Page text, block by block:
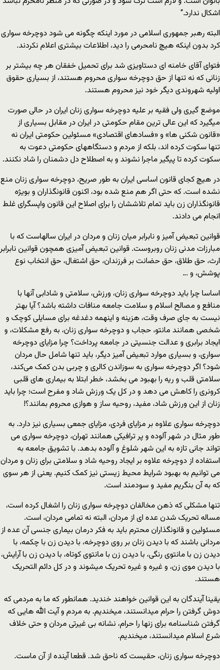
اشکال ندارد.”
البته رهبر جمهوری اسلامی در مورد اینکه چگونه می شود دوچرخه سواری
کرد بدون اینکه هیچ نامحرمی را دید، اطلاعات بیشتری اعلام نکردند.
فتوای آقای خامنه ای دستاویزی شد برای تحمیل خفقان هر چه بیشتر بر
زنانی که نه تنها از حق دوچرخه سواری محروم هستند، از بسیاری حقوق
اولیه شهروندی دیگر خود نیز محروم هستند.
موضع گیری ولی فقیه بر علیه دوچرخه سواری زنان ایران در حالی صورت
میگیرد که این عالی ترین مقام حکومتی در ایران در مقابل بسیاری از
«قانون شکنی ها» و «فسادهای اقتصادی» مسئولین حکومتی ایران نه
تنها سکوت کرده اند، بلکه از مردم و دستگاههای حکومتی دعوت به
سکوت کرده تا پیگیر ماجرا نشوند و به اصطلاح دل دشمنان را شاد نکنند.
در هیچ کجای قانون اساسی ایران به طور صریح، دوچرخه سواری زنان منع
نشده است. که حتی اگر هم منع شده بود، اکنون قانونگذاران و بویژه
قانونگذاران زن باید تمام تلاششان را برای اصلاح این قانون واپسگرای غلط
انجام می دادند.
قوانین تبعیض آمیز و نابرابر میان زنان و مردان در ایران سالهاست که با
مبارزات مدنی زنان روبروست. قوانین تبعیض آمیزی همچون قوانین نابرابر
ارث، حق طلاق، حق حضانت بر فرزندان، حق اشتغال، حق انتخاب نوع
پوشش، و …
اساسا چرا باید دوچرخه سواری زنان، ورزش، سلامتی و شادابی آنها با
منافع و مصالح اسلام و سلامت جامعه منافات داشته باشد؟ آیا بهتر
نیست به جای صرف وقت، هزینه و اینهمه دغدغه برای مسایلی کوچک و
شخصی همانند مانتو، حجاب و دوچرخه سواری زنان، به رفع مشکلات، و
ایجاد برابری و عدالت جنسیتی در جامعه پرداخت؟ چرا مزایای دوچرخه
سواری، و بسیاری موارد تبعیض آمیز دیگر، باید تنها شامل حال مردان
شود؟ اگر دوچرخه سواری به سوزاندن کالری و چربی بدن کمک می‌کند،
سلامتی قلب و ریه را بهبود می بخشد، خطر ابتلا به بیماری های قلبی
کرونری را کاهش می دهد و در کل یک ورزش شاد و مفرح است؛ چرا باید
زنان از این ورزش شاد، مفید، روحیه ساز و هوازی محروم بمانند؟!
دوچرخه سواری علاوه بر مزایای فردی، مزایای جمعی بسیاری نیز دارد. به
طور مثال در شهر آلوده و پر ترافیکی همانند تهران، دوچرخه سواری می
تواند جانی تازه به این شهر شلوغ و آلوده بدهد. با تشویق جامعه به
استفاده از دوچرخه علاوه بر ایجاد روحیه شاد و سلامتی برای زنان و مردان
می توانیم به بهبود شرایط محیط زیستی نیز کمک کنیم. یعنی از هر سوی
که به آن بنگریم مفید و سودمند است.
تنها مشکلی که ذهن مخالفان دوچرخه سواری زنان را اشغال کرده است،
مساله تحریک شدن عده ای از مردان، البته نه تمامی مردان، است.
مسئولین و قانونگذاران محترم باید به فکر درمان بیماری جنسی آن عده از
مردانی باشند که با دیدن زنان بر روی دوچرخه، با دیدن زن با چکمه، با
دیدن زن با مانتوی رنگی، با دیدن زن با مانتوی کوتاه، با دیدن زن با آرایش،
با دیدن موی زن، و غیره و غیره تحریک می‎شوند و در کل دائم التحریک
هستند.
یقینا آیندگان به این قوانین خواهند خندید. همانطور که ما به مردمی که
دوش گرفتن را حرام میدانستند، میخندیم. به مردم و آیت الله هایی که
گرفتن شناسنامه برای زنها را حرام، نشانه بی غیرتی مردان و حتی خلاف
شرع اسلام میدانستند، میخندیم.
دوچرخه سواری زنان، حقیست که ناحق شد. قطعا آینده از آن ماست.